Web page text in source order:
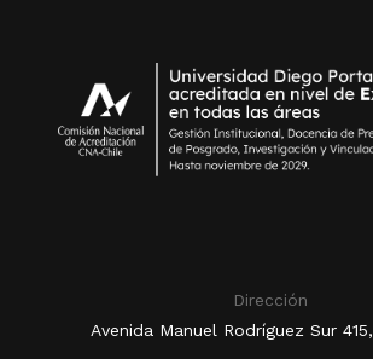
Dirección
Avenida Manuel Rodríguez Sur